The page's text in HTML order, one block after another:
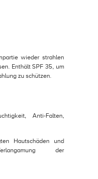
wieder strahlen
Enthält SPF 35, um
zu schützen.
Anti-Falten,
Hautschäden und
der